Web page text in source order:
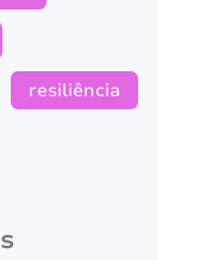
resiliência